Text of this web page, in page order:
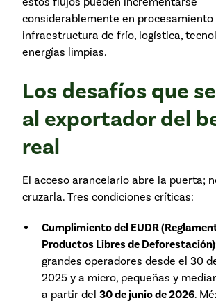
considerablemente en
infraestructura de frío, logística,
energías limpias.
Los desafíos que
al exportador del
real
El acceso arancelario abre la puerta;
cruzarla. Tres condiciones críticas:
Cumplimiento del EUDR
Productos Libres de
grandes operadores desde el 30
2025 y a micro, pequeñas y
a partir del 30 de junio de 2026.